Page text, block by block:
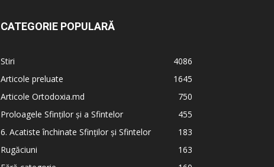
CATEGORIE POPULARĂ
Stiri
4086
Articole preluate
1645
Articole Ortodoxia.md
750
Proloagele Sfinților și a Sfintelor
455
6. Acatiste închinate Sfinților și Sfintelor
183
Rugăciuni
163